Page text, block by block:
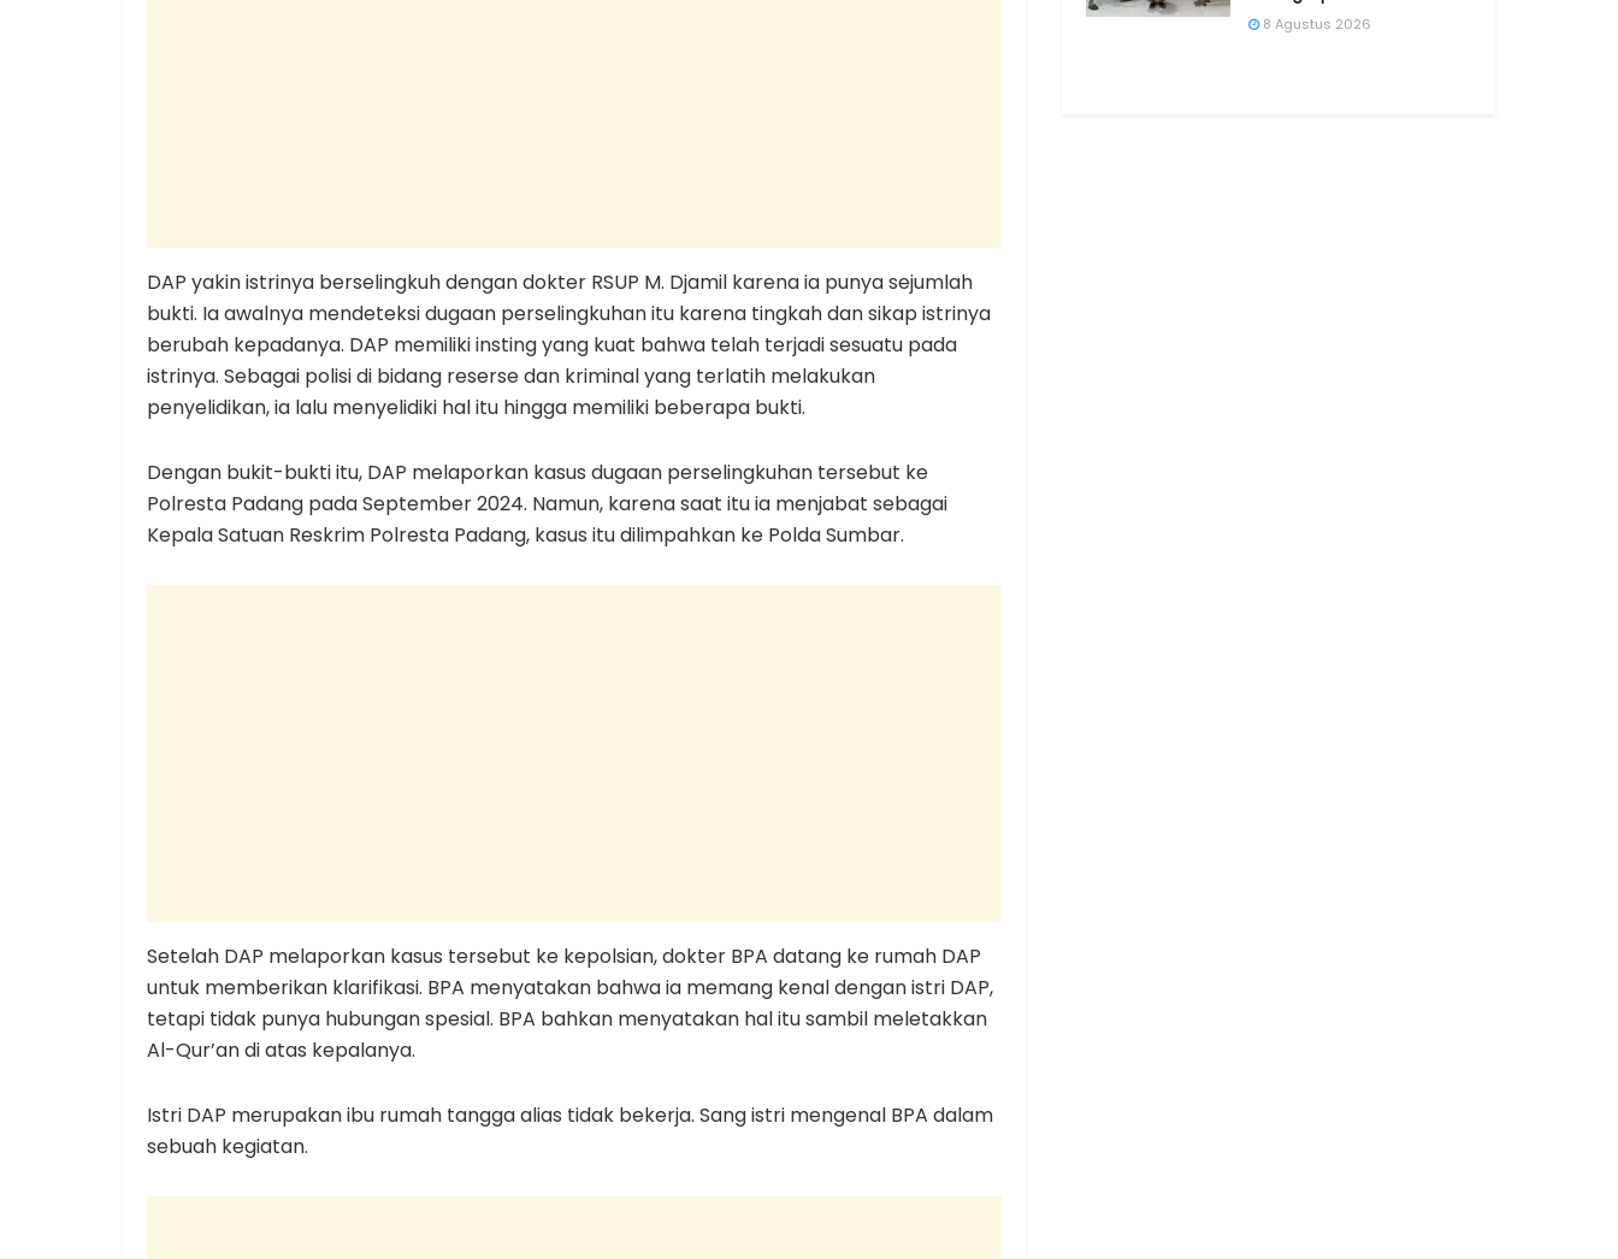
DAP yakin istrinya berselingkuh dengan dokter RSUP M. Djamil karena ia punya sejumlah
bukti. Ia awalnya mendeteksi dugaan perselingkuhan itu karena tingkah dan sikap istrinya
berubah kepadanya. DAP memiliki insting yang kuat bahwa telah terjadi sesuatu pada
istrinya. Sebagai polisi di bidang reserse dan kriminal yang terlatih melakukan
penyelidikan, ia lalu menyelidiki hal itu hingga memiliki beberapa bukti.
Dengan bukit-bukti itu, DAP melaporkan kasus dugaan perselingkuhan tersebut ke
Polresta Padang pada September 2024. Namun, karena saat itu ia menjabat sebagai
Kepala Satuan Reskrim Polresta Padang, kasus itu dilimpahkan ke Polda Sumbar.
Setelah DAP melaporkan kasus tersebut ke kepolsian, dokter BPA datang ke rumah DAP
untuk memberikan klarifikasi. BPA menyatakan bahwa ia memang kenal dengan istri DAP,
tetapi tidak punya hubungan spesial. BPA bahkan menyatakan hal itu sambil meletakkan
Al-Qur’an di atas kepalanya.
Istri DAP merupakan ibu rumah tangga alias tidak bekerja. Sang istri mengenal BPA dalam
sebuah kegiatan.
8 Agustus 2026